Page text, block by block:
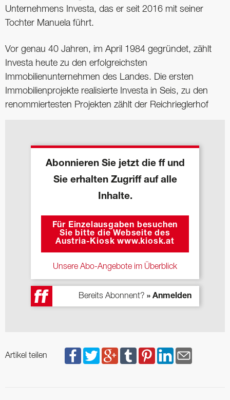
Unternehmens Investa, das er seit 2016 mit seiner
Tochter Manuela führt.
Vor genau 40 Jahren, im April 1984 gegründet, zählt
Investa heute zu den erfolgreichsten
Immobilienunternehmen des Landes. Die ersten
Immobilienprojekte realisierte Investa in Seis, zu den
renommiertesten Projekten zählt der Reichrieglerhof
Abonnieren Sie jetzt die ff und
Sie erhalten Zugriff auf alle
Inhalte.
Für Einzelausgaben besuchen
Sie bitte die Webseite des
Austria-Kiosk www.kiosk.at
Unsere Abo-Angebote im Überblick
Bereits Abonnent? » Anmelden
Artikel teilen